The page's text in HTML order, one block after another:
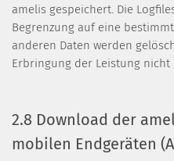
amelis gespeichert. Die
Begrenzung auf eine
anderen Daten werden
Erbringung der Leistung
2.8 Download der
mobilen Endgeräten